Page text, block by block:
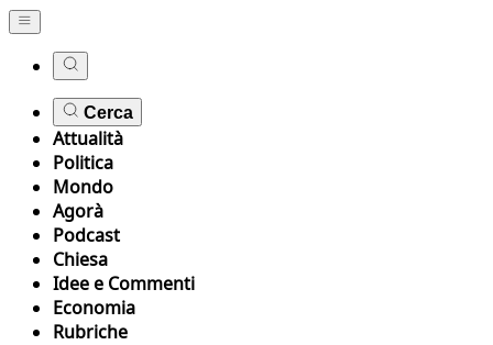
Cerca
Attualità
Politica
Mondo
Agorà
Podcast
Chiesa
Idee e Commenti
Economia
Rubriche